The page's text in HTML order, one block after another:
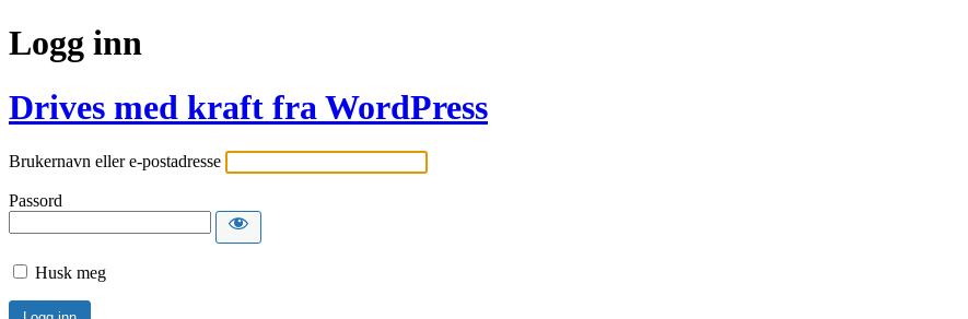
Logg inn
Drives med kraft fra WordPress
Brukernavn eller e-postadresse
Passord
Husk meg